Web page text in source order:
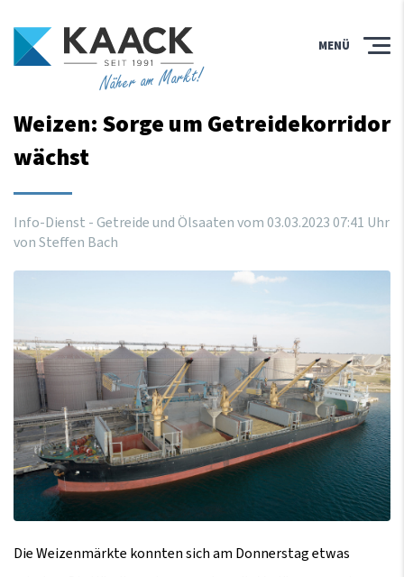
Näher am Markt!
MENÜ
Weizen: Sorge um Getreidekorridor
wächst
Info-Dienst - Getreide und Ölsaaten vom03.03.202307:41 Uhr
von Steffen Bach
Die Weizenmärkte konnten sich am Donnerstag etwas